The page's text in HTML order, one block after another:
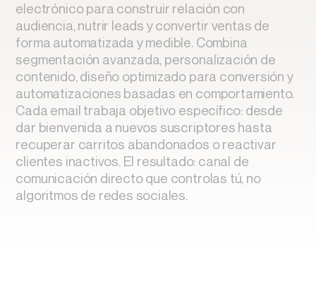
electrónico para construir relación con
audiencia, nutrir leads y convertir ventas de
forma automatizada y medible. Combina
segmentación avanzada, personalización de
contenido, diseño optimizado para conversión y
automatizaciones basadas en comportamiento.
Cada email trabaja objetivo específico: desde
dar bienvenida a nuevos suscriptores hasta
recuperar carritos abandonados o reactivar
clientes inactivos. El resultado: canal de
comunicación directo que controlas tú, no
algoritmos de redes sociales.